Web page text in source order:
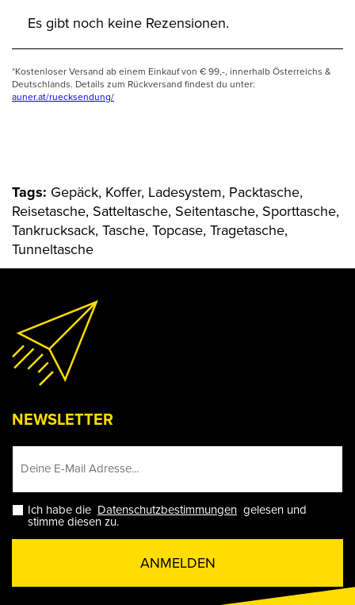
Es gibt noch keine Rezensionen.
*Kostenloser Versand ab einem Einkauf von € 99,-, innerhalb Österreichs &
Deutschlands. Details zum Rückversand findest du unter:
auner.at/ruecksendung/
Tags: Gepäck, Koffer, Ladesystem, Packtasche,
Reisetasche, Satteltasche, Seitentasche, Sporttasche,
Tankrucksack, Tasche, Topcase, Tragetasche,
Tunneltasche
NEWSLETTER
Ich habe die Datenschutzbestimmungen gelesen und
stimme diesen zu.
ANMELDEN